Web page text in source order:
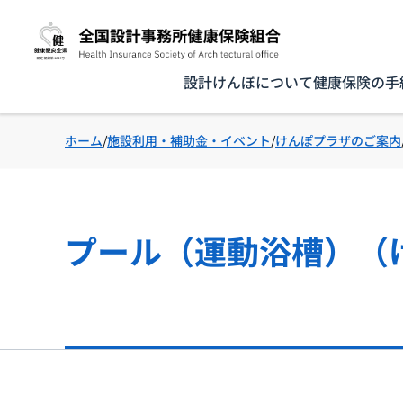
設計けんぽについて健康保険の
ホーム 施設利用・補助金・イベント けんぽプラザのご案内
プール（運動浴槽）